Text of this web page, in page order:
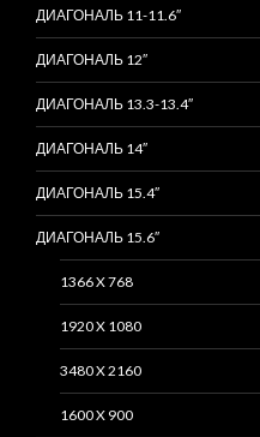
ДИАГОНАЛЬ 11-11.6″
ДИАГОНАЛЬ 12″
ДИАГОНАЛЬ 13.3-13.4″
ДИАГОНАЛЬ 14″
ДИАГОНАЛЬ 15.4″
ДИАГОНАЛЬ 15.6″
1366 X 768
1920 X 1080
3480 X 2160
1600 X 900